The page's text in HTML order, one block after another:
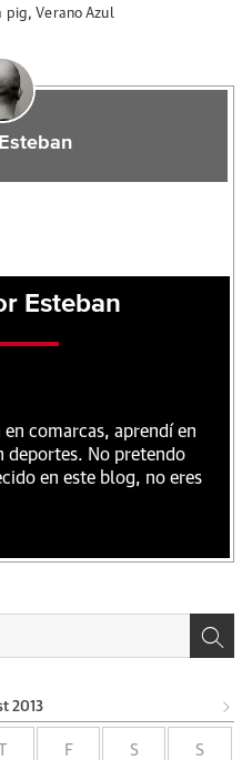
pig,Verano Azul
Esteban
comarcas, aprendí en
deportes. No pretendo
en este blog, no eres
2013
F S S